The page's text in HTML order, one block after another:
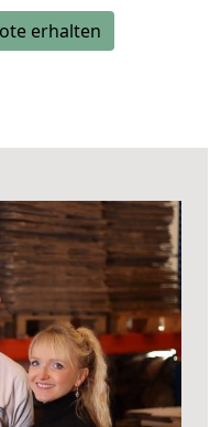
erhalten